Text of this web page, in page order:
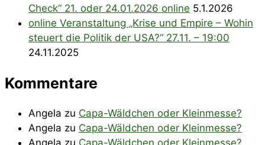
Check“ 21. oder 24.01.2026 online 5.1.2026
online Veranstaltung „Krise und Empire – Wohin
steuert die Politik der USA?“ 27.11. – 19:00
24.11.2025
Kommentare
Angela zu Capa-Wäldchen oder Kleinmesse?
Angela zu Capa-Wäldchen oder Kleinmesse?